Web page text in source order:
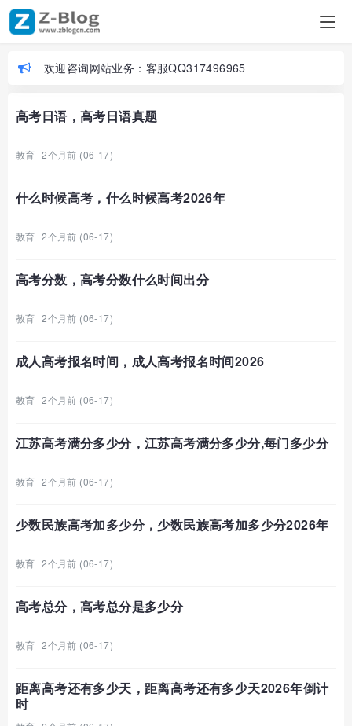
欢迎咨询网站业务：客服QQ317496965
高考日语，高考日语真题
教育 2个月前 (06-17)
什么时候高考，什么时候高考2026年
教育 2个月前 (06-17)
高考分数，高考分数什么时间出分
教育 2个月前 (06-17)
成人高考报名时间，成人高考报名时间2026
教育 2个月前 (06-17)
江苏高考满分多少分，江苏高考满分多少分,每门多少分
教育 2个月前 (06-17)
少数民族高考加多少分，少数民族高考加多少分2026年
教育 2个月前 (06-17)
高考总分，高考总分是多少分
教育 2个月前 (06-17)
距离高考还有多少天，距离高考还有多少天2026年倒计
时